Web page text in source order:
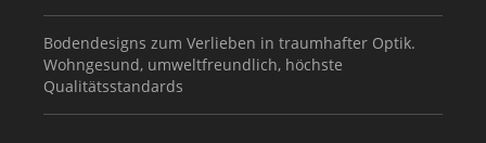
Bodendesigns zum Verlieben in traumhafter Optik.
Wohngesund, umweltfreundlich, höchste
Qualitätsstandards